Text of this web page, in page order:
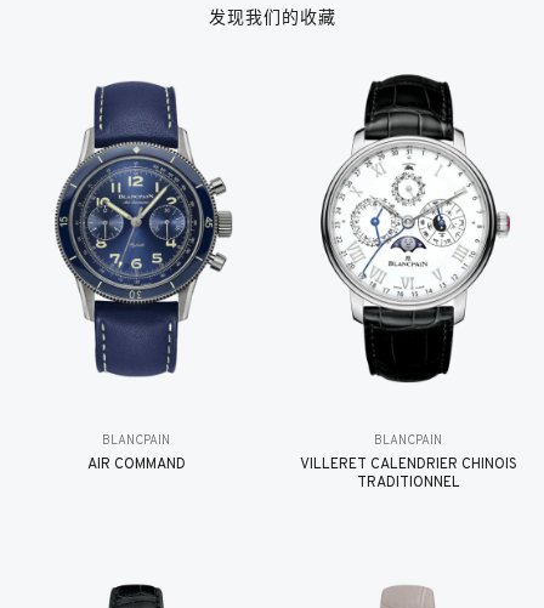
发现我们的收藏
BLANCPAIN
AIR COMMAND
BLANCPAIN
VILLERET CALENDRIER CHINOIS
TRADITIONNEL